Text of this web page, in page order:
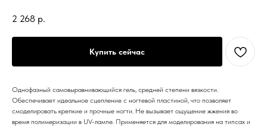
2 268 р.
Купить сейчас
Однофазный самовыравнивающийся гель, средней степени вязкости.
Обеспечивает идеальное сцепление с ногтевой пластиной, что позволяет
смоделировать крепкие и прочные ногти. Не вызывает ощущение жжения во
время полимеризации в UV-лампе. Применяется для моделирования на типсах и